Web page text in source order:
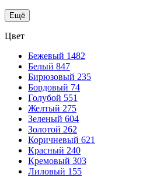
Ещё
Цвет
Бежевый 1482
Белый 847
Бирюзовый 235
Бордовый 74
Голубой 551
Желтый 275
Зеленый 604
Золотой 262
Коричневый 621
Красный 240
Кремовый 303
Лиловый 155